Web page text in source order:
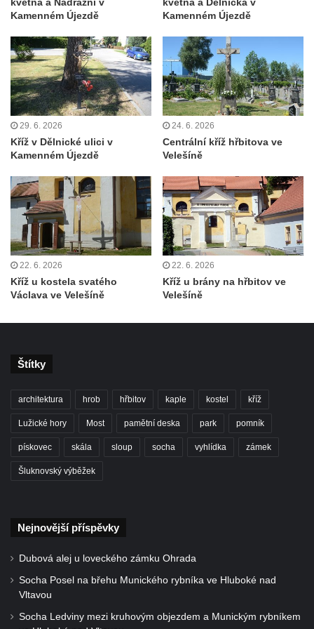
Kříž u koryta náhonu na Chřibské Kamenici
Kříž na Strážném vrchu v Rumburku
Kříž poblíž Ovčího mostu u Tisové
Kříž u kaple svatých Cyrila a Metoděje v
Kunraticích u Šluknova
Kříž na zahradě u domu ev. č. 11 v
Kunraticích u Šluknova
Šluknova
Kříž u polní cesty mezi Šluknovem a
Knížecím
Školní kříž u polní cesty nad Lipovou ulicí v
Rychnově u Jablonce nad Nisou
Boží muka Anděl strážce v Kostelní ulici v
Rychnově u Jablonce nad Nisou
Kříž u domu čp. 23 v Pulečném
Kříž u rozcestí u domu čp. 53 v Maršovicích
Centrální kříž hřbitova v Krásné u Pěnčína
Kříž na náměstí Aloise Jiráska v Teplicích
Kamenném Újezdě
Kamenném Újezdě
29. 6. 2026
Kříž v Dělnické ulici v
Kamenném Újezdě
24. 6. 2026
Centrální kříž hřbitova ve
Velešíně
22. 6. 2026
Kříž u kostela svatého
Václava ve Velešíně
22. 6. 2026
Kříž u brány na hřbitov ve
Velešíně
Štítky
architektura hrob hřbitov kaple kostel kříž
Lužické hory Most pamětní deska park pomník
pískovec skála sloup socha vyhlídka zámek
Šluknovský výběžek
Nejnovější příspěvky
Dubová alej u loveckého zámku Ohrada
Socha Posel na břehu Munického rybníka ve Hluboké nad
Vltavou
Socha Ledviny mezi kruhovým objezdem a Munickým rybníkem